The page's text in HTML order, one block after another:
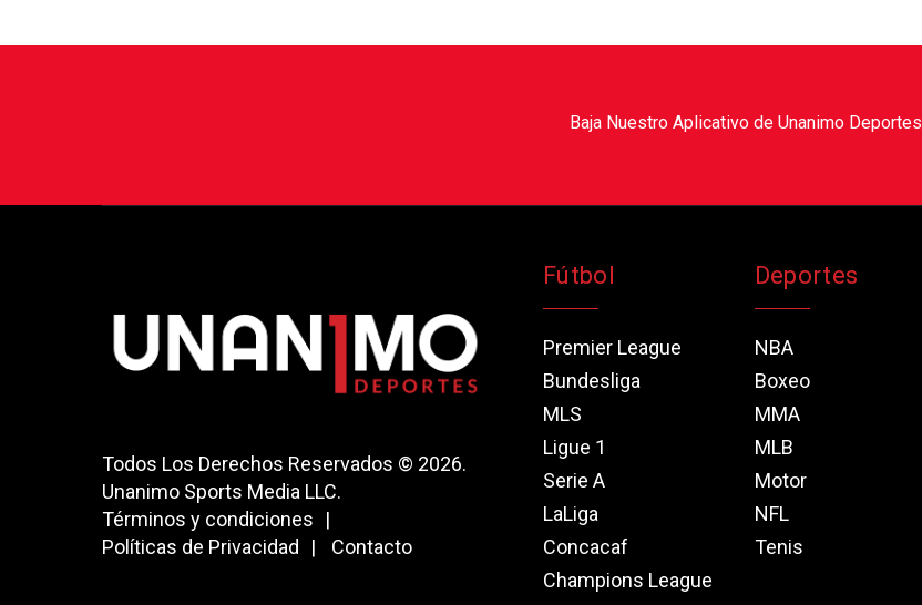
Baja Nuestro Aplicativo de Unanimo Deportes
Todos Los Derechos Reservados © 2026.
Unanimo Sports Media LLC.
Términos y condiciones
Políticas de Privacidad
Contacto
Fútbol
Premier League
Bundesliga
MLS
Ligue 1
Serie A
LaLiga
Concacaf
Champions League
Deportes
NBA
Boxeo
MMA
MLB
Motor
NFL
Tenis